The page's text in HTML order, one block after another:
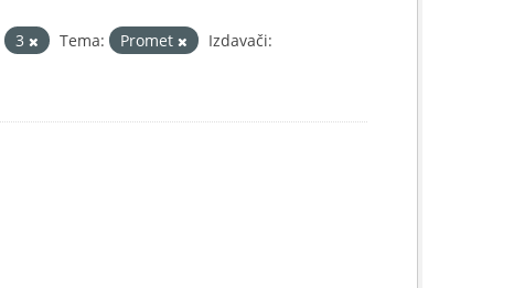
3 Tema: Promet
Izdavači: